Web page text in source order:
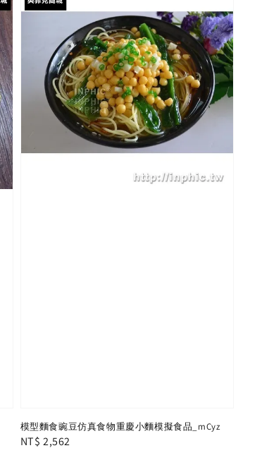
模型麵食豌豆仿真食物重慶小麵模擬食品_mCyz
Regular
NT$ 2,562